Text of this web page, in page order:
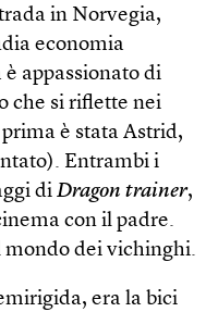
in Norvegia,
economia
appassionato di
che si riflette nei
è stata Astrid,
Entrambi i
di Dragon trainer,
con il padre.
dei vichinghi.
era la bici